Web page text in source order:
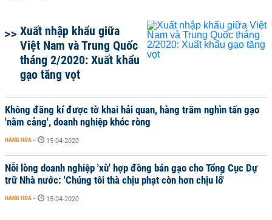
Xuất nhập khẩu giữa
Việt Nam và Trung Quốc
tháng 2/2020: Xuất khẩu
gạo tăng vọt
Không đăng kí được tờ khai hải quan, hàng trăm nghìn tấn gạo
'nằm cảng', doanh nghiệp khóc ròng
HÀNG HÓA - 15-04-2020
Nỗi lòng doanh nghiệp 'xù' hợp đồng bán gạo cho Tổng Cục Dự
trữ Nhà nước: 'Chúng tôi thà chịu phạt còn hơn chịu lỗ'
HÀNG HÓA - 15-04-2020